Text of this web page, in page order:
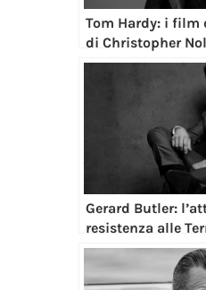
Tom Hardy: i film
di Christopher
Gerard Butler:
resistenza alle